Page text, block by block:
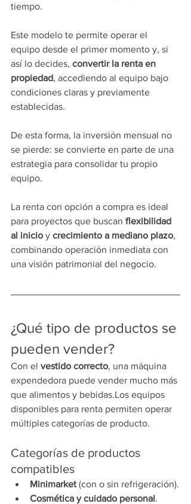
tiempo.
Este modelo te permite operar el
equipo desde el primer momento y, si
así lo decides, convertir la renta en
propiedad, accediendo al equipo bajo
condiciones claras y previamente
establecidas.
De esta forma, la inversión mensual no
se pierde: se convierte en parte de una
estrategia para consolidar tu propio
equipo.
La renta con opción a compra es ideal
para proyectos que buscan flexibilidad
al inicio y crecimiento a mediano plazo,
combinando operación inmediata con
una visión patrimonial del negocio.
¿Qué tipo de productos se
pueden vender?
Con el vestido correcto, una máquina
expendedora puede vender mucho más
que alimentos y bebidas.Los equipos
disponibles para renta permiten operar
múltiples categorías de producto.
Categorías de productos
compatibles
Minimarket (con o sin refrigeración).
Cosmética y cuidado personal.